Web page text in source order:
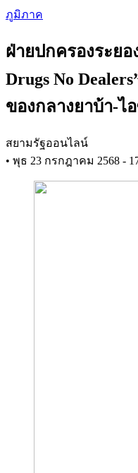
Skip
to
content
ภูมิภาค
ฝ่ายปกครองระยอ
Drugs No
ของกลางยาบ้า-ไ
สยามรัฐออนไลน์
• พุธ 23 กรกฎาคม 2568 -